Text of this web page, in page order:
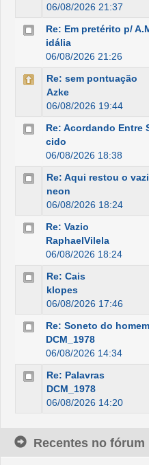
06/08/2026 21:37
Re: Em pretérito p/
idália
06/08/2026 21:26
Re: sem pontuação
Azke
06/08/2026 19:44
Re: Acordando Entre
cido
06/08/2026 18:38
Re: Aqui restou o
neon
06/08/2026 18:24
Re: Vazio
RaphaelVilela
06/08/2026 18:24
Re: Cais
klopes
06/08/2026 17:46
Re: Soneto do
DCM_1978
06/08/2026 14:34
Re: Palavras
DCM_1978
06/08/2026 14:20
Recentes no fórum